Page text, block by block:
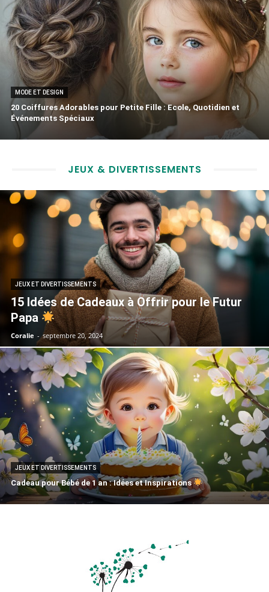
MODE ET DESIGN
20 Coiffures Adorables pour Petite Fille : Ecole, Quotidien et
Événements Spéciaux
JEUX & DIVERTISSEMENTS
JEUX ET DIVERTISSEMENTS
15 Idées de Cadeaux à Offrir pour le Futur
Papa
Coralie - septembre 20, 2024
JEUX ET DIVERTISSEMENTS
Cadeau pour Bébé de 1 an : Idées et Inspirations